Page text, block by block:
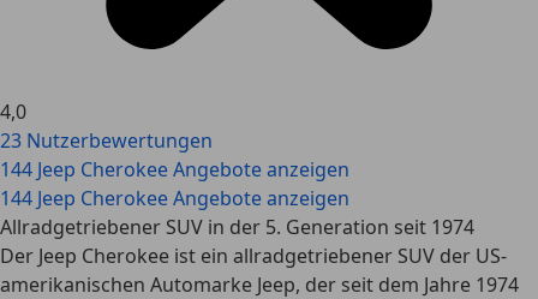
4,0
23 Nutzerbewertungen
144 Jeep Cherokee Angebote anzeigen
144 Jeep Cherokee Angebote anzeigen
Allradgetriebener SUV in der 5. Generation seit 1974
Der Jeep Cherokee ist ein allradgetriebener SUV der US-
amerikanischen Automarke Jeep, der seit dem Jahre 1974